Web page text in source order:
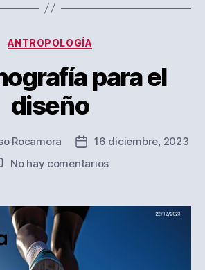
Categorías
ANTROPOLOGÍA
para el
diseño
Rocamora
Fecha
de
16 diciembre, 2023
No hay comentariosen
el